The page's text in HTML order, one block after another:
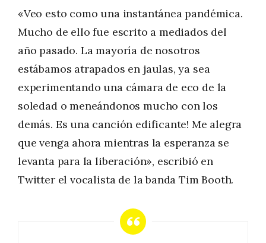
«Veo esto como una instantánea pandémica.
Mucho de ello fue escrito a mediados del
año pasado. La mayoría de nosotros
estábamos atrapados en jaulas, ya sea
experimentando una cámara de eco de la
soledad o meneándonos mucho con los
demás. Es una canción edificante! Me alegra
que venga ahora mientras la esperanza se
levanta para la liberación», escribió en
Twitter el vocalista de la banda Tim Booth.